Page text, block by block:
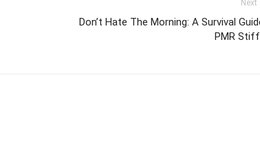
Next
Don’t Hate The Morning: A Survival
PMR